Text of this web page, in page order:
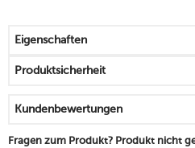
durchgehendem Erl
übergangslos
made in Germany
Eigenschaften
Produktsicherheit
Kundenbewertungen
Fragen zum Produkt? Produkt nicht